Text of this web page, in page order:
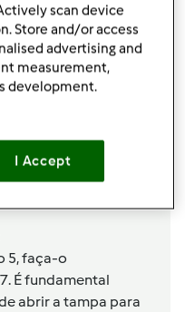
q.b.
5, faça-o
É fundamental
abrir a tampa para
scan device
Store and/or access
advertising and
measurement,
development.
I Accept